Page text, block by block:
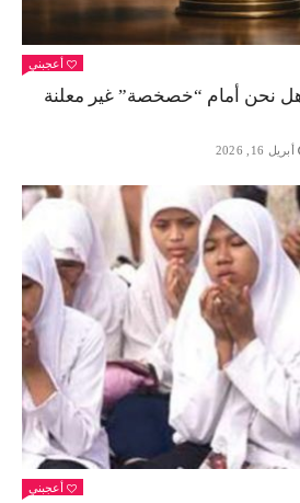
أعجبني
نحن أمام “خصخصة” غير معلنة
أبريل 16, 2026
أعجبني